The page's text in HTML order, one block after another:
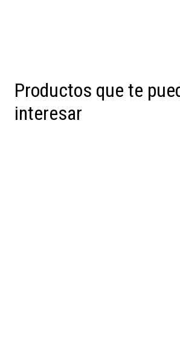
Productos que te
interesar